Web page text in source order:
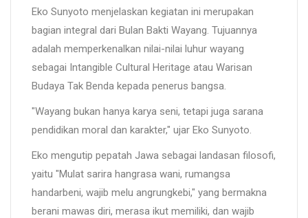
Eko Sunyoto menjelaskan kegiatan ini merupakan
bagian integral dari Bulan Bakti Wayang. Tujuannya
adalah memperkenalkan nilai-nilai luhur wayang
sebagai Intangible Cultural Heritage atau Warisan
Budaya Tak Benda kepada penerus bangsa.
"Wayang bukan hanya karya seni, tetapi juga sarana
pendidikan moral dan karakter," ujar Eko Sunyoto.
Eko mengutip pepatah Jawa sebagai landasan filosofi,
yaitu "Mulat sarira hangrasa wani, rumangsa
handarbeni, wajib melu angrungkebi," yang bermakna
berani mawas diri, merasa ikut memiliki, dan wajib